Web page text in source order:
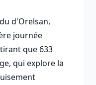
d'Orelsan,
journée
que 633
qui explore la